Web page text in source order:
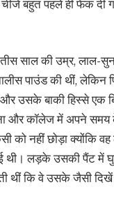
बहुत पहले ही फेंक
साल की उम्र,
पाउंड की थीं,
उसके बाकी हिस्से एक
और कॉलेज में अपने समय
को नहीं छोड़ा क्योंकि
लड़के उसकी पैंट में
थीं कि वे उसके जैसी